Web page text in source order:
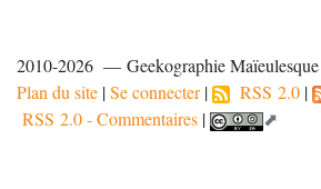
2010-2026 — Geekographie Maïeulesque
Plan du site |Se connecter| RSS 2.0 |
RSS 2.0 - Commentaires |